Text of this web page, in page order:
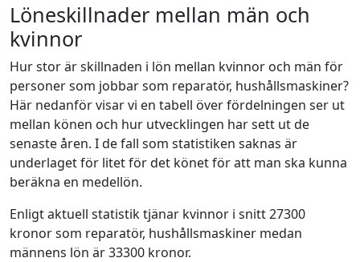
Löneskillnader mellan män och
kvinnor
Hur stor är skillnaden i lön mellan kvinnor och män för
personer som jobbar som reparatör, hushållsmaskiner?
Här nedanför visar vi en tabell över fördelningen ser ut
mellan könen och hur utvecklingen har sett ut de
senaste åren. I de fall som statistiken saknas är
underlaget för litet för det könet för att man ska kunna
beräkna en medellön.
Enligt aktuell statistik tjänar kvinnor i snitt 27300
kronor som reparatör, hushållsmaskiner medan
männens lön är 33300 kronor.